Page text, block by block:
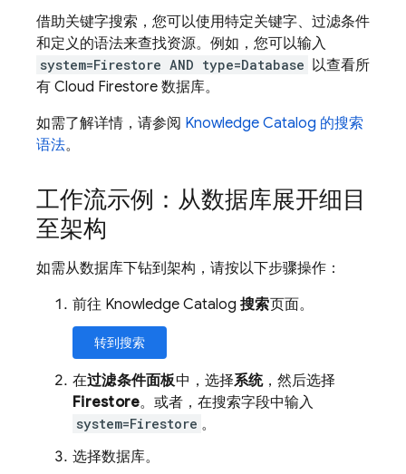
借助关键字搜索，您可以使用特定关键字、过滤条件
和定义的语法来查找资源。例如，您可以输入
system=Firestore AND type=Database 以查看所
有 Cloud Firestore 数据库。
如需了解详情，请参阅 Knowledge Catalog 的搜索
语法。
工作流示例：从数据库展开细目
至架构
如需从数据库下钻到架构，请按以下步骤操作：
前往 Knowledge Catalog 搜索页面。
转到搜索
在过滤条件面板中，选择系统，然后选择
Firestore。或者，在搜索字段中输入
system=Firestore 。
选择数据库。